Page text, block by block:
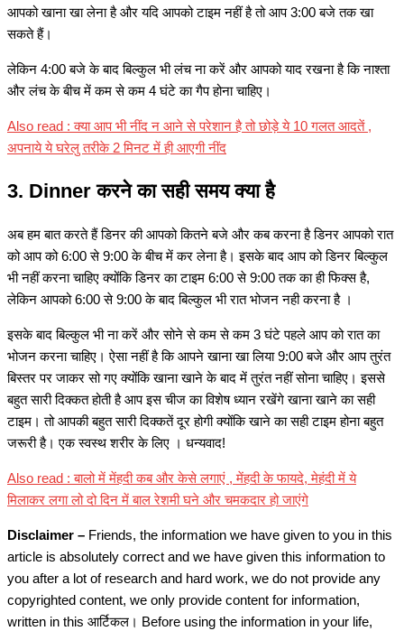
आपको खाना खा लेना है और यदि आपको टाइम नहीं है तो आप 3:00 बजे तक खा
सकते हैं।
लेकिन 4:00 बजे के बाद बिल्कुल भी लंच ना करें और आपको याद रखना है कि नाश्ता
और लंच के बीच में कम से कम 4 घंटे का गैप होना चाहिए।
Also read : क्या आप भी नींद न आने से परेशान है तो छोड़े ये 10 गलत आदतें ,
अपनाये ये घरेलु तरीके 2 मिनट में ही आएगी नींद
3. Dinner करने का सही समय क्या है
अब हम बात करते हैं डिनर की आपको कितने बजे और कब करना है डिनर आपको रात
को आप को 6:00 से 9:00 के बीच में कर लेना है। इसके बाद आप को डिनर बिल्कुल
भी नहीं करना चाहिए क्योंकि डिनर का टाइम 6:00 से 9:00 तक का ही फिक्स है,
लेकिन आपको 6:00 से 9:00 के बाद बिल्कुल भी रात भोजन नही करना है ।
इसके बाद बिल्कुल भी ना करें और सोने से कम से कम 3 घंटे पहले आप को रात का
भोजन करना चाहिए। ऐसा नहीं है कि आपने खाना खा लिया 9:00 बजे और आप तुरंत
बिस्तर पर जाकर सो गए क्योंकि खाना खाने के बाद में तुरंत नहीं सोना चाहिए। इससे
बहुत सारी दिक्कत होती है आप इस चीज का विशेष ध्यान रखेंगे खाना खाने का सही
टाइम। तो आपकी बहुत सारी दिक्कतें दूर होगी क्योंकि खाने का सही टाइम होना बहुत
जरूरी है। एक स्वस्थ शरीर के लिए । धन्यवाद!
Also read : बालो में मेंहदी कब और केसे लगाएं , मेंहदी के फायदे, मेहंदी में ये
मिलाकर लगा लो दो दिन में बाल रेशमी घने और चमकदार हो जाएंगे
Disclaimer – Friends, the information we have given to you in this
article is absolutely correct and we have given this information to
you after a lot of research and hard work, we do not provide any
copyrighted content, we only provide content for information,
written in this आर्टिकल। Before using the information in your life,